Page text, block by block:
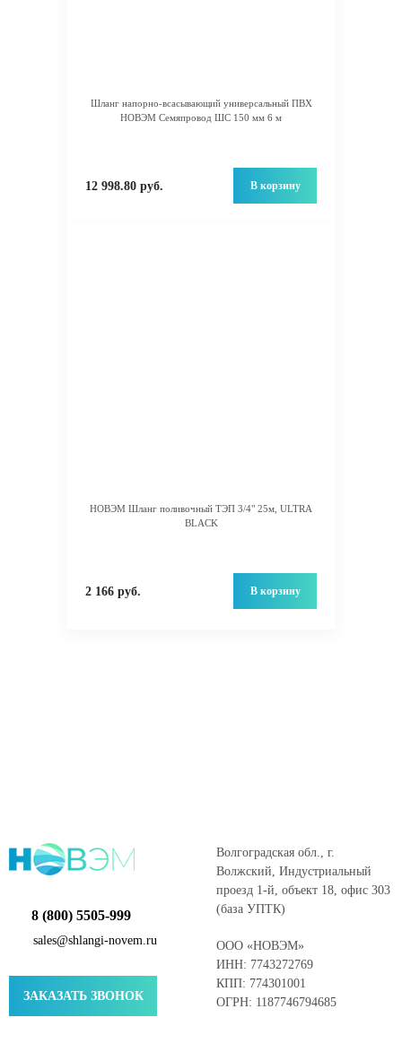
Шланг напорно-всасывающий универсальный ПВХ
НОВЭМ Семяпровод ШС 150 мм 6 м
12 998.80 руб. В корзину
НОВЭМ Шланг поливочный ТЭП 3/4" 25м, ULTRA
BLACK
2 166 руб. В корзину
8 (800) 5505-999
sales@shlangi-novem.ru
ЗАКАЗАТЬ ЗВОНОК
Волгоградская обл., г.
Волжский, Индустриальный
проезд 1-й, объект 18, офис 303
(база УПТК)
ООО «НОВЭМ»
ИНН: 7743272769
КПП: 774301001
ОГРН: 1187746794685